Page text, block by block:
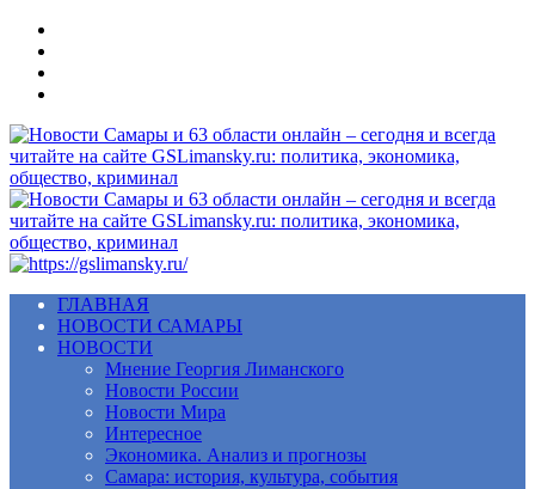
Меню
ГЛАВНАЯ
НОВОСТИ САМАРЫ
НОВОСТИ
Мнение Георгия Лиманского
Новости России
Новости Мира
Интересное
Экономика. Анализ и прогнозы
Самара: история, культура, события